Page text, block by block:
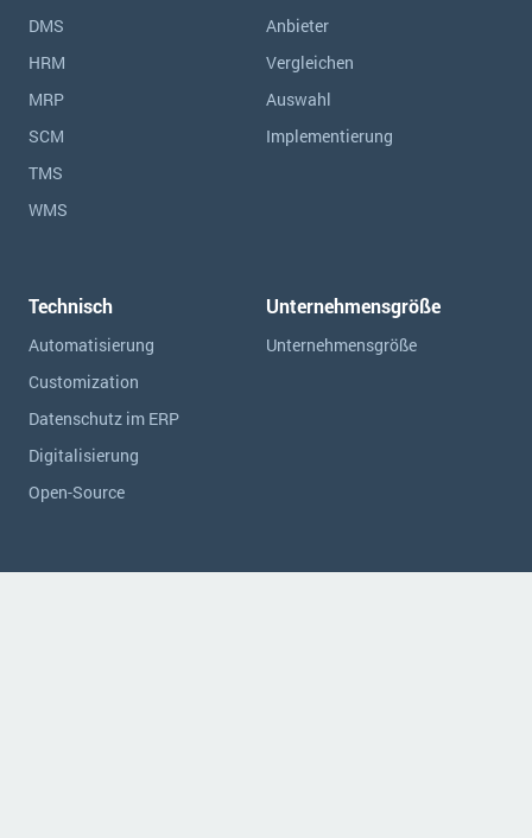
DMS
HRM
MRP
SCM
TMS
WMS
Anbieter
Vergleichen
Auswahl
Implementierung
Technisch
Automatisierung
Customization
Datenschutz im ERP
Digitalisierung
Open-Source
Unternehmensgröße
Unternehmensgröße